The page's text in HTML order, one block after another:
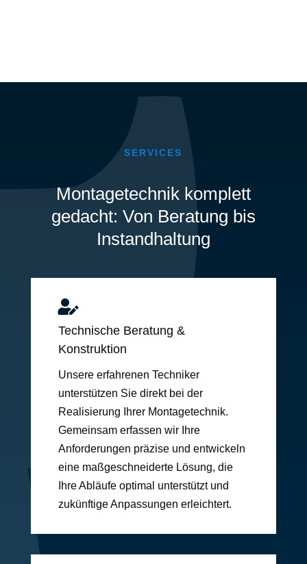
SERVICES
Montagetechnik komplett
gedacht: Von Beratung bis
Instandhaltung

Technische Beratung &
Konstruktion
Unsere erfahrenen Techniker
unterstützen Sie direkt bei der
Realisierung Ihrer Montagetechnik.
Gemeinsam erfassen wir Ihre
Anforderungen präzise und entwickeln
eine maßgeschneiderte Lösung, die
Ihre Abläufe optimal unterstützt und
zukünftige Anpassungen erleichtert.